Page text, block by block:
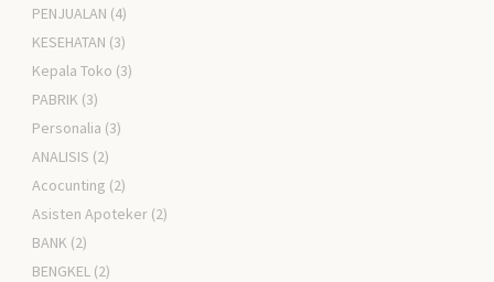
PENJUALAN (4)
KESEHATAN (3)
Kepala Toko (3)
PABRIK (3)
Personalia (3)
ANALISIS (2)
Acocunting (2)
Asisten Apoteker (2)
BANK (2)
BENGKEL (2)